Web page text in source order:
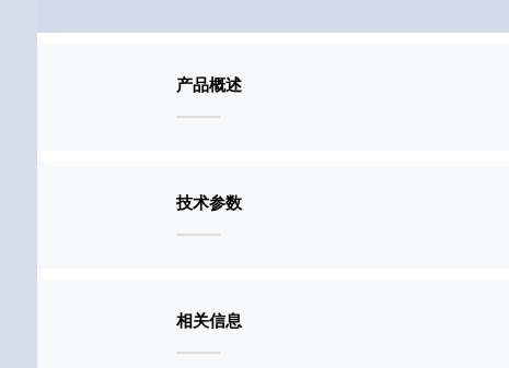
产品概述
技术参数
相关信息